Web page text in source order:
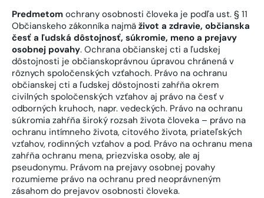
Predmetom ochrany osobnosti človeka je podľa ust. § 11
Občianskeho zákonníka najmä život a zdravie, občianska
česť a ľudská dôstojnosť, súkromie, meno a prejavy
osobnej povahy. Ochrana občianskej cti a ľudskej
dôstojnosti je občianskoprávnou úpravou chránená v
rôznych spoločenských vzťahoch. Právo na ochranu
občianskej cti a ľudskej dôstojnosti zahŕňa okrem
civilných spoločenských vzťahov aj právo na česť v
odborných kruhoch, napr. vedeckých. Právo na ochranu
súkromia zahŕňa široký rozsah života človeka – právo na
ochranu intímneho života, citového života, priateľských
vzťahov, rodinných vzťahov a pod. Právo na ochranu mena
zahŕňa ochranu mena, priezviska osoby, ale aj
pseudonymu. Právom na prejavy osobnej povahy
rozumieme právo na ochranu pred neoprávneným
zásahom do prejavov osobnosti človeka.